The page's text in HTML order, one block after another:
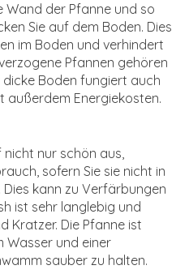
Wand der Pfanne und so
Sie auf dem Boden. Dies
im Boden und verhindert
Pfannen gehören
Boden fungiert auch
Energiekosten.
nicht nur schön aus,
sofern Sie sie nicht in
kann zu Verfärbungen
ist sehr langlebig und
Kratzer. Die Pfanne ist
Wasser und einer
sauber zu halten.